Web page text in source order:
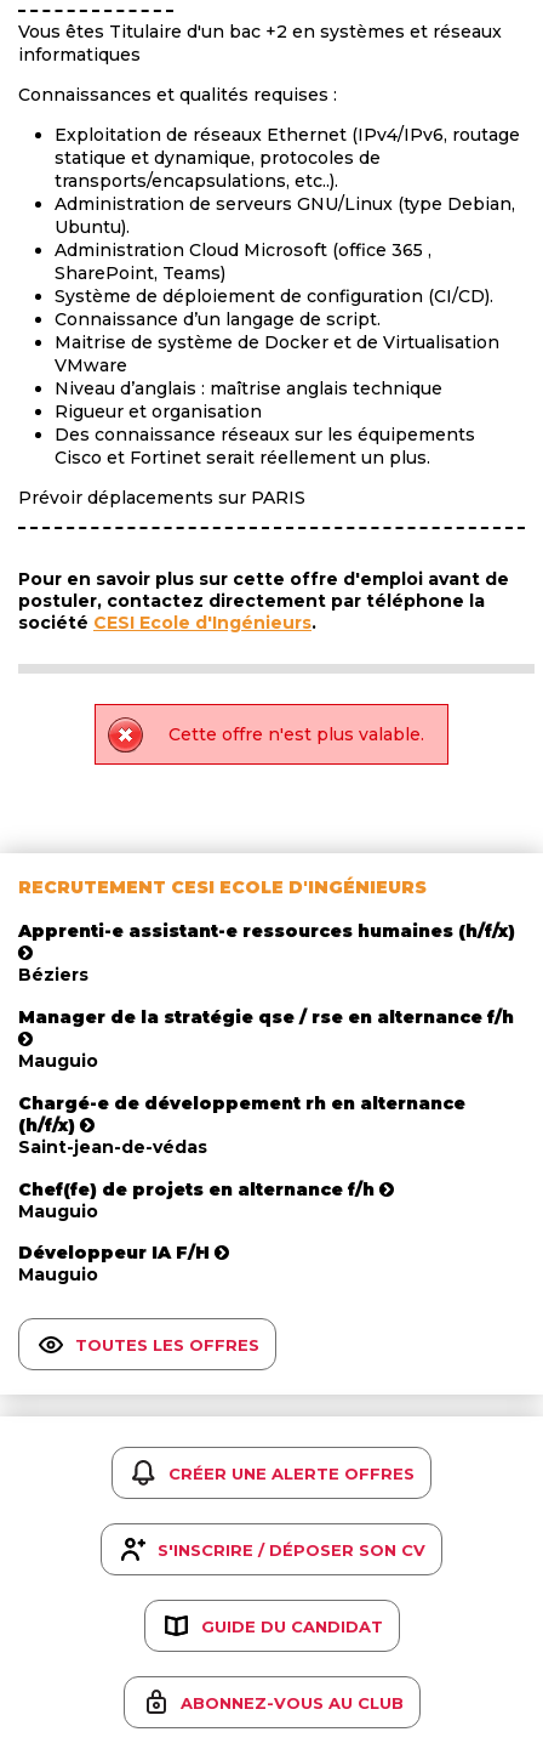
Vous êtes Titulaire d'un bac +2 en systèmes et réseaux
informatiques
Connaissances et qualités requises :
Exploitation de réseaux Ethernet (IPv4/IPv6, routage
statique et dynamique, protocoles de
transports/encapsulations, etc..).
Administration de serveurs GNU/Linux (type Debian,
Ubuntu).
Administration Cloud Microsoft (office 365 ,
SharePoint, Teams)
Système de déploiement de configuration (CI/CD).
Connaissance d’un langage de script.
Maitrise de système de Docker et de Virtualisation
VMware
Niveau d’anglais : maîtrise anglais technique
Rigueur et organisation
Des connaissance réseaux sur les équipements
Cisco et Fortinet serait réellement un plus.
Prévoir déplacements sur PARIS
Pour en savoir plus sur cette offre d'emploi avant de
postuler, contactez directement par téléphone la
société CESI Ecole d'Ingénieurs.
Cette offre n'est plus valable.
RECRUTEMENT CESI ECOLE D'INGÉNIEURS
Apprenti-e assistant-e ressources humaines (h/f/x)
Béziers
Manager de la stratégie qse / rse en alternance f/h
Mauguio
Chargé-e de développement rh en alternance
(h/f/x)
Saint-jean-de-védas
Chef(fe) de projets en alternance f/h
Mauguio
Développeur IA F/H
Mauguio
TOUTES LES OFFRES
CRÉER UNE ALERTE OFFRES
S'INSCRIRE / DÉPOSER SON CV
GUIDE DU CANDIDAT
ABONNEZ-VOUS AU CLUB